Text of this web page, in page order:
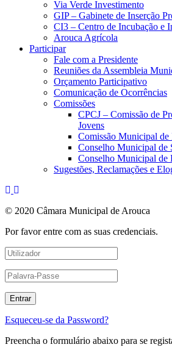
Via Verde Investimento
GIP – Gabinete de Inserção
CI3 – Centro de Incubação e
Arouca Agrícola
Participar
Fale com a Presidente
Reuniões da Assembleia
Orçamento Participativo
Comunicação de Ocorrências
Comissões
CPCJ – Comissão de
Jovens
Comissão Municipal de
Conselho Municipal de
Conselho Municipal de
Sugestões, Reclamações e
© 2020 Câmara Municipal de Arouca
Por favor entre com as suas credenciais.
Esqueceu-se da Password?
Preencha o formulário abaixo para se